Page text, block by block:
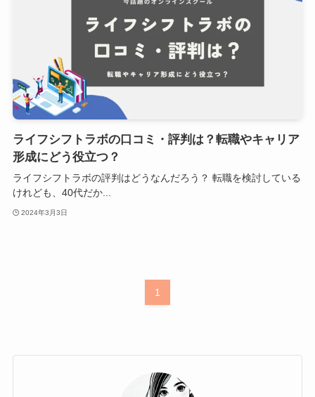
ライフシフトラボの口コミ・評判は？転職やキャリア
形成にどう役立つ？
ライフシフトラボの評判はどうなんだろう？ 転職を検討している
けれども、40代だか...
2024年3月3日
1